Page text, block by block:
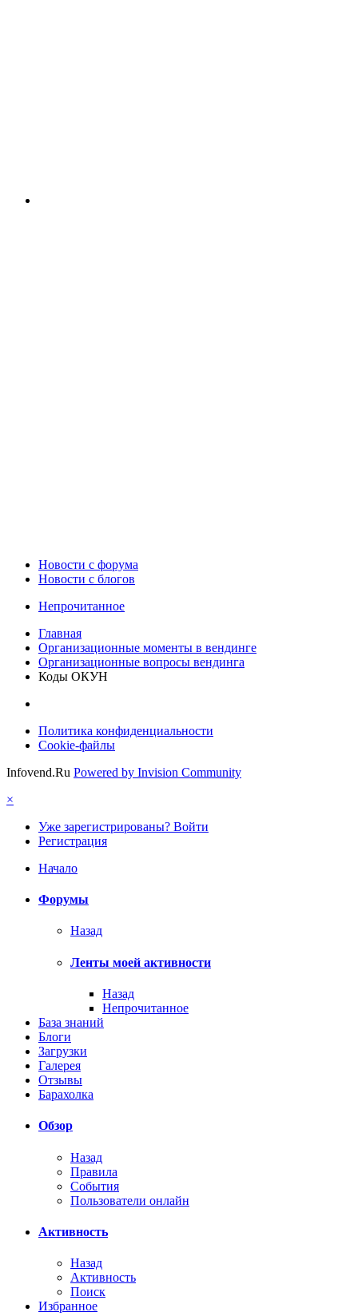
Новости c форума
Новости с блогов
Непрочитанное
Главная
Организационные моменты в вендинге
Организационные вопросы вендинга
Коды ОКУН
Политика конфиденциальности
Cookie-файлы
Infovend.Ru Powered by Invision Community
×
Уже зарегистрированы? Войти
Регистрация
Начало
Форумы
Назад
Ленты моей активности
Назад
Непрочитанное
База знаний
Блоги
Загрузки
Галерея
Отзывы
Барахолка
Обзор
Назад
Правила
События
Пользователи онлайн
Активность
Назад
Активность
Поиск
Избранное